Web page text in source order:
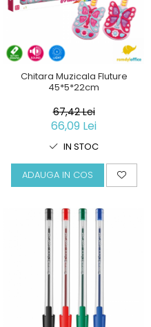
Chitara Muzicala Fluture
45*5*22cm
67,42 Lei
66,09 Lei
IN STOC
ADAUGA IN COS